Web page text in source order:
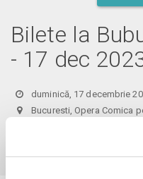
Bilete la
- 17 dec
duminică, 17 decembrie
Bucuresti, Opera Comica